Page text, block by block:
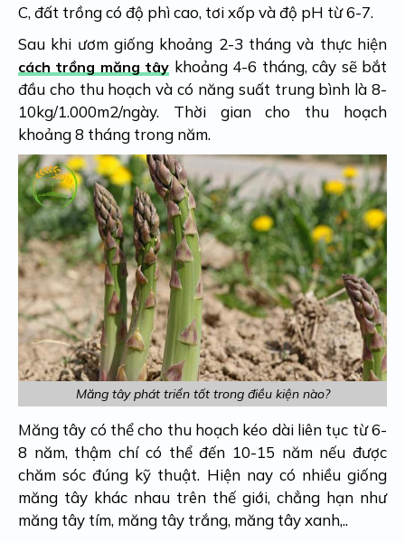
C, đất trồng có độ phì cao, tơi xốp và độ pH từ 6-7.
Sau khi ươm giống khoảng 2-3 tháng và thực hiện
cách trồng măng tây khoảng 4-6 tháng, cây sẽ bắt
đầu cho thu hoạch và có năng suất trung bình là 8-
10kg/1.000m2/ngày. Thời gian cho thu hoạch
khoảng 8 tháng trong năm.
Măng tây phát triển tốt trong điều kiện nào?
Măng tây có thể cho thu hoạch kéo dài liên tục từ 6-
8 năm, thậm chí có thể đến 10-15 năm nếu được
chăm sóc đúng kỹ thuật. Hiện nay có nhiều giống
măng tây khác nhau trên thế giới, chẳng hạn như
măng tây tím, măng tây trắng, măng tây xanh,..